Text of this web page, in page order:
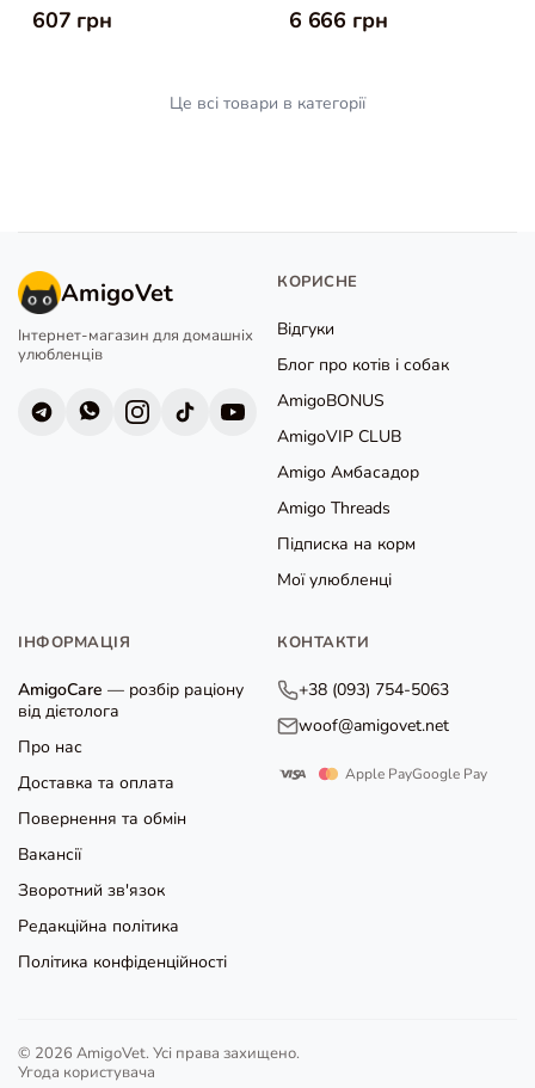
607 грн 6 666 грн
Це всі товари в категорії
AmigoVet
Інтернет-магазин для домашніх
улюбленців
КОРИСНЕ
Відгуки
Блог про котів і собак
AmigoBONUS
AmigoVIP CLUB
Amigo Амбасадор
Amigo Threads
Підписка на корм
Мої улюбленці
ІНФОРМАЦІЯ
AmigoCare — розбір раціону
від дієтолога
Про нас
Доставка та оплата
Повернення та обмін
Вакансії
Зворотний зв'язок
Редакційна політика
Політика конфіденційності
КОНТАКТИ
+38 (093) 754-5063
woof@amigovet.net
Apple PayGoogle Pay
© 2026 AmigoVet. Усі права захищено.
Угода користувача